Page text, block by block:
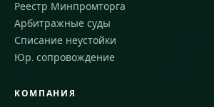
Реестр Минпромторга
Арбитражные суды
Списание неустойки
Юр. сопровождение
КОМПАНИЯ